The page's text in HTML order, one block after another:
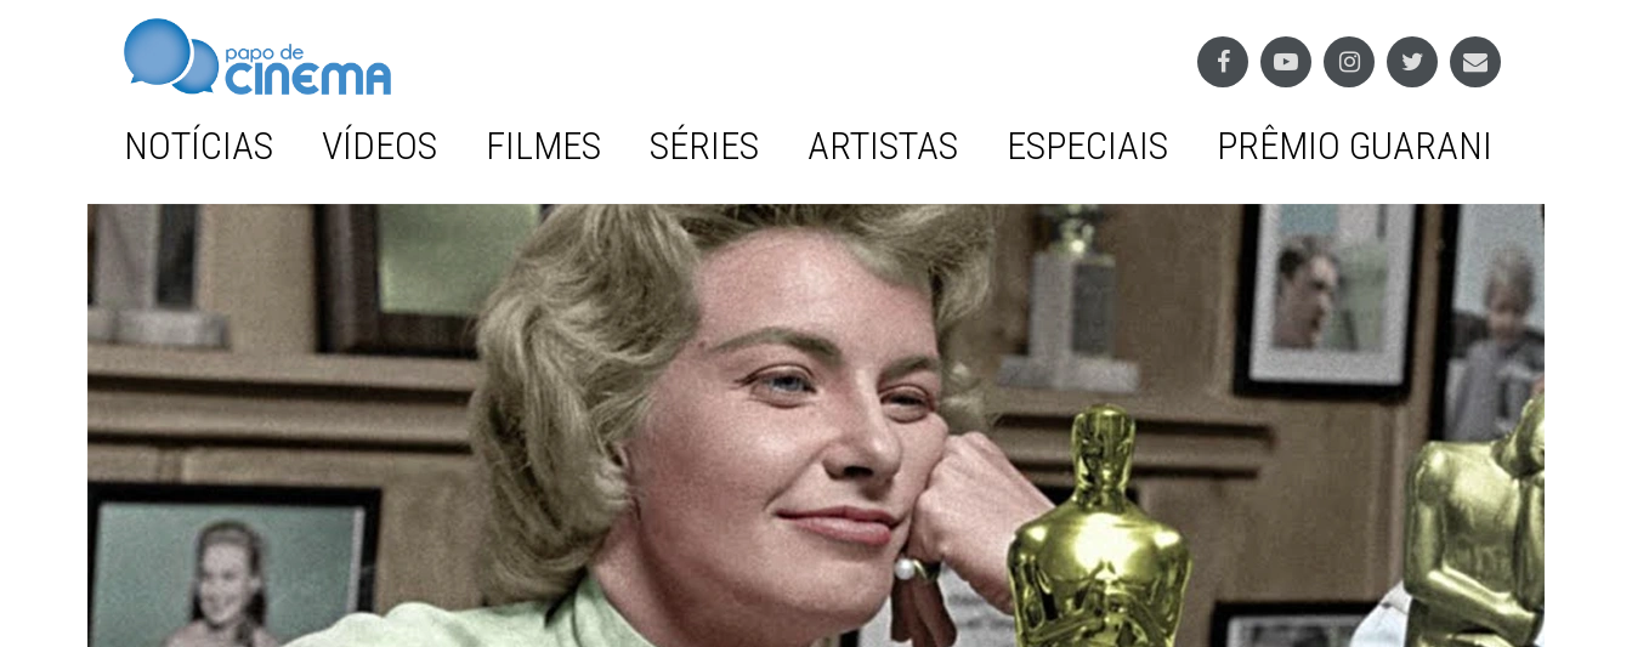
NOTÍCIAS VÍDEOS FILMES SÉRIES ARTISTAS ESPECIAIS PRÊMIO GUARANI